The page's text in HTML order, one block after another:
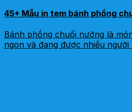
45+ Mẫu in tem bánh phồng
Bánh phồng chuối nướng là
ngon và đang được nhiều người